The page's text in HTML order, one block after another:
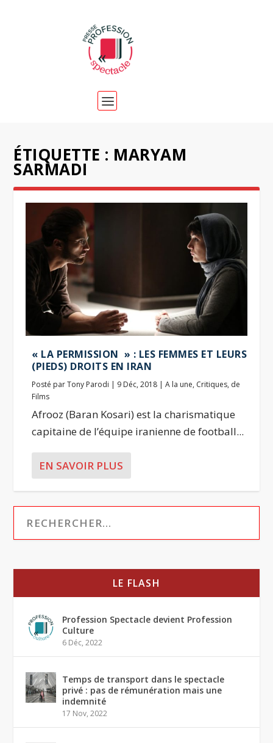
ÉTIQUETTE : MARYAM
SARMADI
« LA PERMISSION » : LES FEMMES ET LEURS
(PIEDS) DROITS EN IRAN
Posté parTony Parodi | 9 Déc, 2018 |A la une, Critiques, de
Films
Afrooz (Baran Kosari) est la charismatique
capitaine de l’équipe iranienne de football...
EN SAVOIR PLUS
LE FLASH
Profession Spectacle devient Profession
Culture
6 Déc, 2022
Temps de transport dans le spectacle
privé : pas de rémunération mais une
indemnité
17 Nov, 2022